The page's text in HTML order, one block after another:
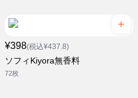
¥398(税込¥437.8)
ソフィKiyora無香料
72枚